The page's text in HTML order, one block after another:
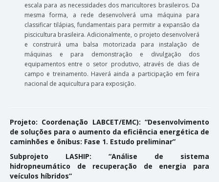
escala para as necessidades dos maricultores brasileiros. Da
mesma forma, a rede desenvolverá uma máquina para
classificar tilápias, fundamentais para permitir a expansão da
piscicultura brasileira. Adicionalmente, o projeto desenvolverá
e construirá uma balsa motorizada para instalação de
máquinas e para demonstração e divulgação dos
equipamentos entre o setor produtivo, através de dias de
campo e treinamento. Haverá ainda a participação em feira
nacional de aquicultura para exposição.
Projeto: Coordenação LABCET/EMC): “Desenvolvimento
de soluções para o aumento da eficiência energética de
caminhões e ônibus: Fase 1. Estudo preliminar”
Subprojeto LASHIP: “Análise de sistema
hidropneumático de recuperação de energia para
veículos híbridos”